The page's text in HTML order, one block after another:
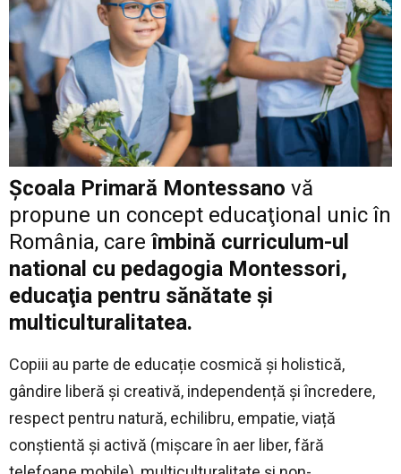
Școala Primară Montessano vă
propune un concept educaţional unic în
România, careîmbină curriculum-ul
national cu pedagogia Montessori,
educaţia pentru sănătate şi
multiculturalitatea.
Copiii au parte de educație cosmică și holistică,
gândire liberă și creativă, independență și încredere,
respect pentru natură, echilibru, empatie, viață
conştientă și activă (mișcare în aer liber, fără